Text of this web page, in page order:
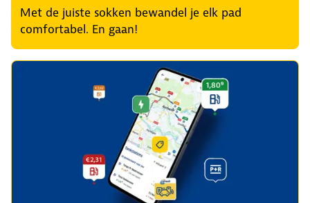
Met de juiste sokken bewandel je elk pad
comfortabel. En gaan!